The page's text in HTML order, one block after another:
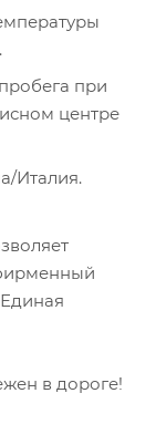
при
центре
Италия.
в дороге!